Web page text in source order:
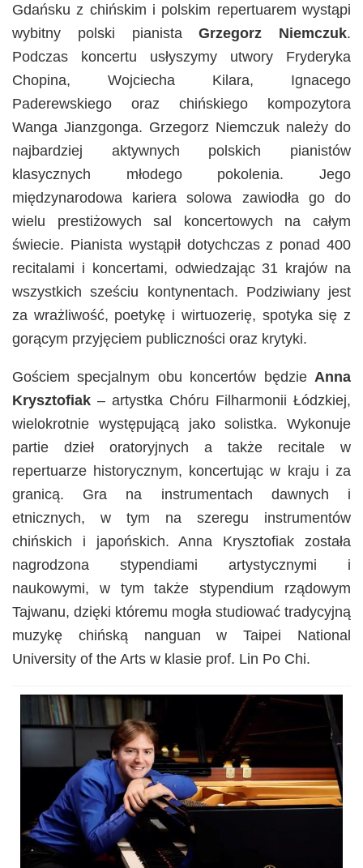
Gdańsku z chińskim i polskim repertuarem wystąpi
wybitny polski pianistaGrzegorz Niemczuk.
Podczas koncertu usłyszymy utwory Fryderyka
Chopina, Wojciecha Kilara, Ignacego
Paderewskiego oraz chińskiego kompozytora
Wanga Jianzgonga. Grzegorz Niemczuk należy do
najbardziej aktywnych polskich pianistów
klasycznych młodego pokolenia. Jego
międzynarodowa kariera solowa zawiodła go do
wielu prestiżowych sal koncertowych na całym
świecie. Pianista wystąpił dotychczas z ponad 400
recitalami i koncertami, odwiedzając 31 krajów na
wszystkich sześciu kontynentach. Podziwiany jest
za wrażliwość, poetykę i wirtuozerię, spotyka się z
gorącym przyjęciem publiczności oraz krytyki.
Gościem specjalnym obu koncertów będzie Anna
Krysztofiak – artystka Chóru Filharmonii Łódzkiej,
wielokrotnie występującą jako solistka. Wykonuje
partie dzieł oratoryjnych a także recitale w
repertuarze historycznym, koncertując w kraju i za
granicą. Gra na instrumentach dawnych i
etnicznych, w tym na szeregu instrumentów
chińskich i japońskich. Anna Krysztofiak została
nagrodzona stypendiami artystycznymi i
naukowymi, w tym także stypendium rządowym
Tajwanu, dzięki któremu mogła studiować tradycyjną
muzykę chińską nanguan w Taipei National
University of the Arts w klasie prof. Lin Po Chi.